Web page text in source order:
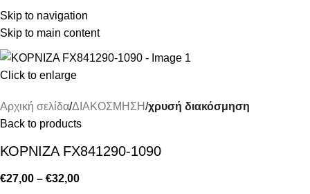
Skip to navigation
Skip to main content
Click to enlarge
Αρχική σελίδα ΔΙΑΚΟΣΜΗΣΗ χρυσή διακόσμηση
Back to products
ΚΟΡΝΙΖΑ FX841290-1090
€27,00 – €32,00